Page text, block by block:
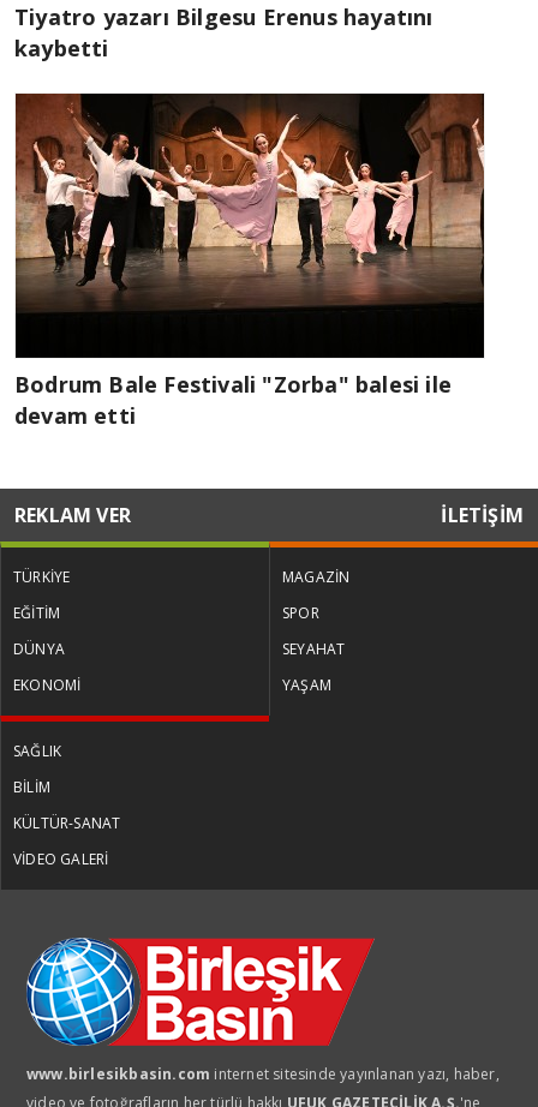
Tiyatro yazarı Bilgesu Erenus hayatını
kaybetti
Bodrum Bale Festivali "Zorba" balesi ile
devam etti
REKLAM VER İLETİŞİM
TÜRKİYE
EĞİTİM
DÜNYA
EKONOMİ
MAGAZİN
SPOR
SEYAHAT
YAŞAM
SAĞLIK
BİLİM
KÜLTÜR-SANAT
VİDEO GALERİ
www.birlesikbasin.com internet sitesinde yayınlanan yazı, haber,
video ve fotoğrafların her türlü hakkı UFUK GAZETECİLİK A.Ş.'ne